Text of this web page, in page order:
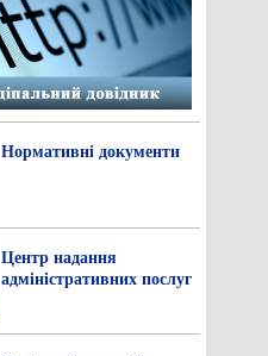
Нормативнi документи
Центр надання
адміністративних послуг